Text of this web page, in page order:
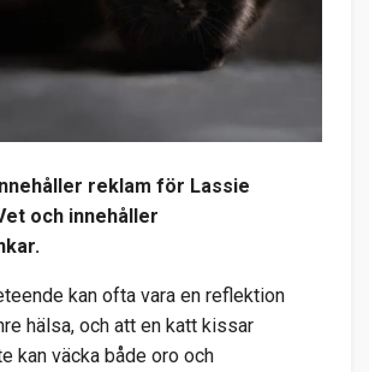
reklam för Lassie
och innehåller
kan ofta vara en reflektion
hälsa, och att en katt kissar
kan väcka både oro och